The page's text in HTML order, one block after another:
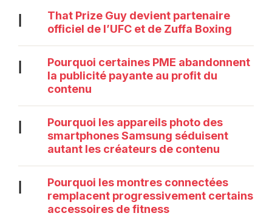
|
That Prize Guy devient partenaire
officiel de l’UFC et de Zuffa Boxing
|
Pourquoi certaines PME abandonnent
la publicité payante au profit du
contenu
|
Pourquoi les appareils photo des
smartphones Samsung séduisent
autant les créateurs de contenu
|
Pourquoi les montres connectées
remplacent progressivement certains
accessoires de fitness